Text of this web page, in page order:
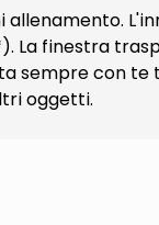
La finestra
sempre con te
oggetti.